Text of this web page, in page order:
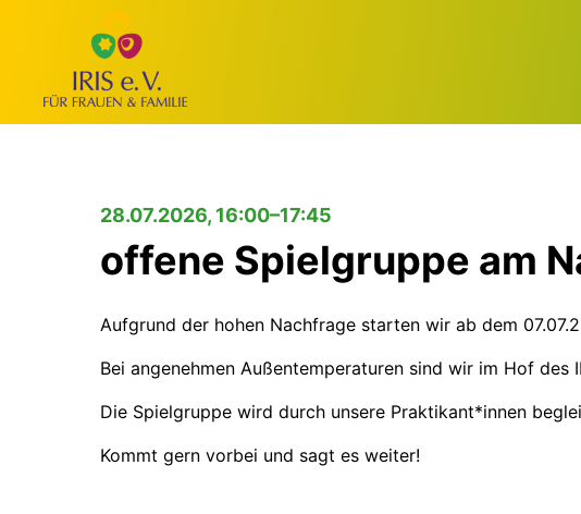
28.07.2026, 16:00–17:45
offene Spielgruppe am
Aufgrund der hohen Nachfrage starten wir ab dem
Bei angenehmen Außentemperaturen sind wir im Hof des
Die Spielgruppe wird durch unsere Praktikant*innen
Kommt gern vorbei und sagt es weiter!